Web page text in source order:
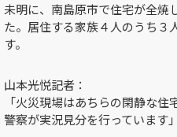
未明に、南島原市で住宅が全焼
た。居住する家族４人のうち３
す。
山本光悦記者：
「火災現場はあちらの閑静な
警察が実況見分を行っています」